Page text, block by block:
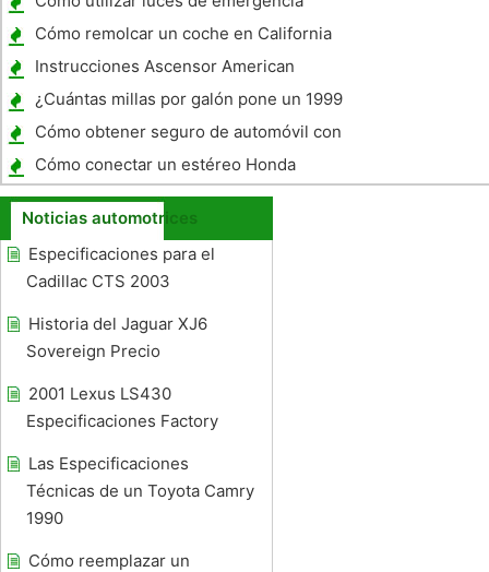
automático
Cómo remolcar un coche en California
Instrucciones Ascensor American
Automobile
¿Cuántas millas por galón pone un 1999
Ford F250 Diesel?
Cómo obtener seguro de automóvil con
licencia para conducir
Cómo conectar un estéreo Honda
Noticias automotrices
Especificaciones para el
Cadillac CTS 2003
Historia del Jaguar XJ6
Sovereign Precio
2001 Lexus LS430
Especificaciones Factory
Las Especificaciones
Técnicas de un Toyota Camry
1990
Cómo reemplazar un